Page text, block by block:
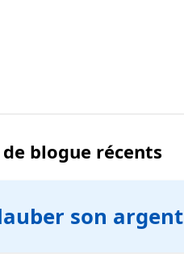
blogue récents
son argent